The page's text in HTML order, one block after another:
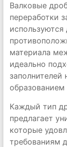
Валковые
переработки
материала
идеально
Каждый тип
предлагает
которые
требованиям